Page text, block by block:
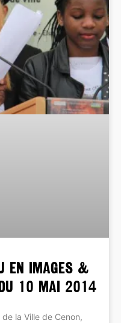
en IMAGES &
10 mai 2014
la Ville de Cenon,